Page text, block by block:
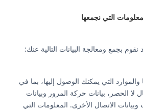
التي نجمعها
بجمع ومعالجة البيانات التالية عنك:
التي يمكنك الوصول إليها، بما في
لا الحصر، بيانات حركة المرور وبيانات
الاتصال الأخرى. المعلومات التي